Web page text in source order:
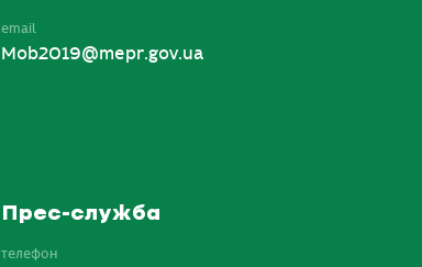
email
Mob2019@mepr.gov.ua
Прес-служба
телефон